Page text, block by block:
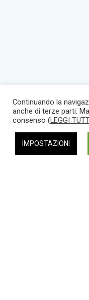
Continuando la
anche di terze parti.
consenso (LEGGI
IMPOSTAZIONI